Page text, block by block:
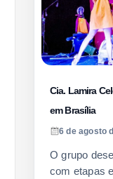
Cia. Lamira
em Brasília
6 de agosto
O grupo
com etapas